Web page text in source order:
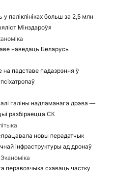
паліклініках больш за 2,5 млн
Мінздароўя
наведаць Беларусь
падставе падазрэння ў
галіны надламанага дрэва —
разбіраецца СК
новы перадатчык
інфраструктуры ад дронаў
перавозчыка схаваць частку